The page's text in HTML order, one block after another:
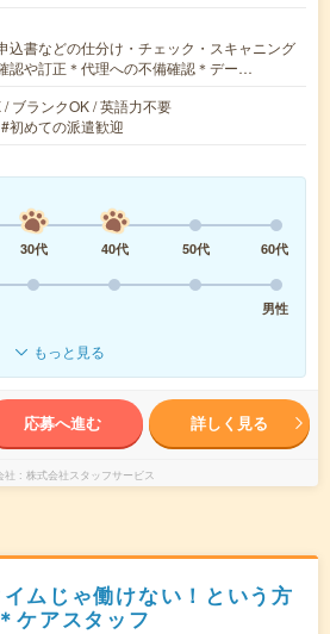
込書などの仕分け・チェック・スキャニング
認や訂正＊代理への不備確認＊デー…
ブランクOK / 英語力不要
めての派遣歓迎
30代 40代 50代
60代
男性
もっと見る
応募へ進む 詳しく見る
社 株式会社スタッフサービス
イムじゃ働けない！という方
ケアスタッフ